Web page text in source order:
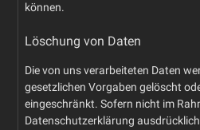
können.
Löschung von Daten
Die von uns verarbeiteten Daten
gesetzlichen Vorgaben gelöscht
eingeschränkt. Sofern nicht im
Datenschutzerklärung